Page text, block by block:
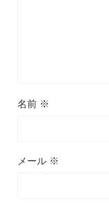
名前 ※
メール ※